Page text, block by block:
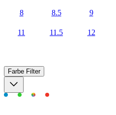
8 8.5 9
11 11.5 12
Farbe Filter